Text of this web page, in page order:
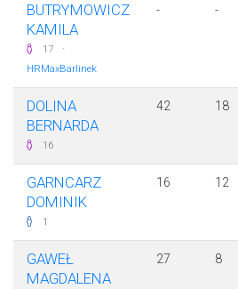
BUTRYMOWICZ
KAMILA
17 ·
HRMaxBarlinek
- -
DOLINA
BERNARDA
16
42 18
GARNCARZ
DOMINIK
1
16 12
GAWEŁ
MAGDALENA
27 8